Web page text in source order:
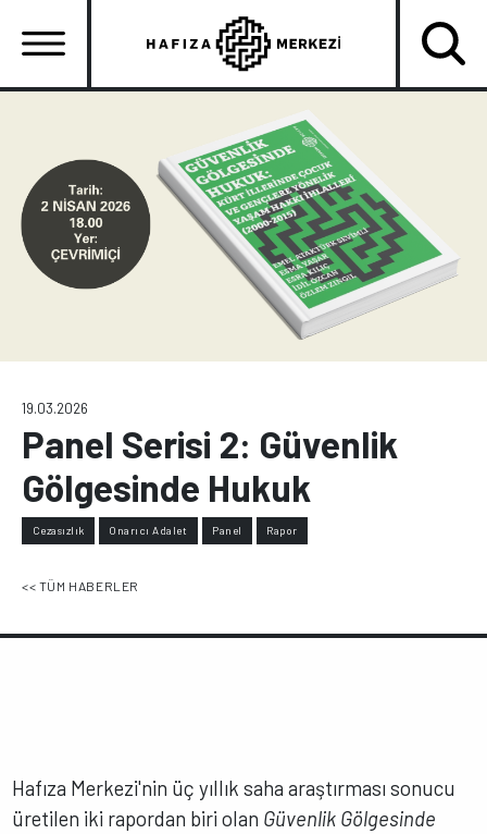
atla
menüsü
19.03.2026
Panel Serisi 2: Güvenlik
Gölgesinde Hukuk
Cezasızlık Onarıcı Adalet Panel Rapor
<< TÜM HABERLER
Hafıza Merkezi'nin üç yıllık saha araştırması sonucu
üretilen iki rapordan biri olan Güvenlik Gölgesinde